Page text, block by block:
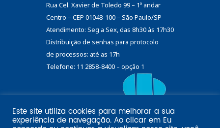
Rua Cel. Xavier de Toledo 99 – 1º andar
Centro – CEP 01048-100 – São Paulo/SP
Atendimento: Seg a Sex, das 8h30 às 17h30
Distribuição de senhas para protocolo
de processos: até as 17h
Telefone: 11 2858-8400 – opção 1
Email marketing por:
Este site utiliza cookies para melhorar a sua
experiência de navegação. Ao clicar em Eu